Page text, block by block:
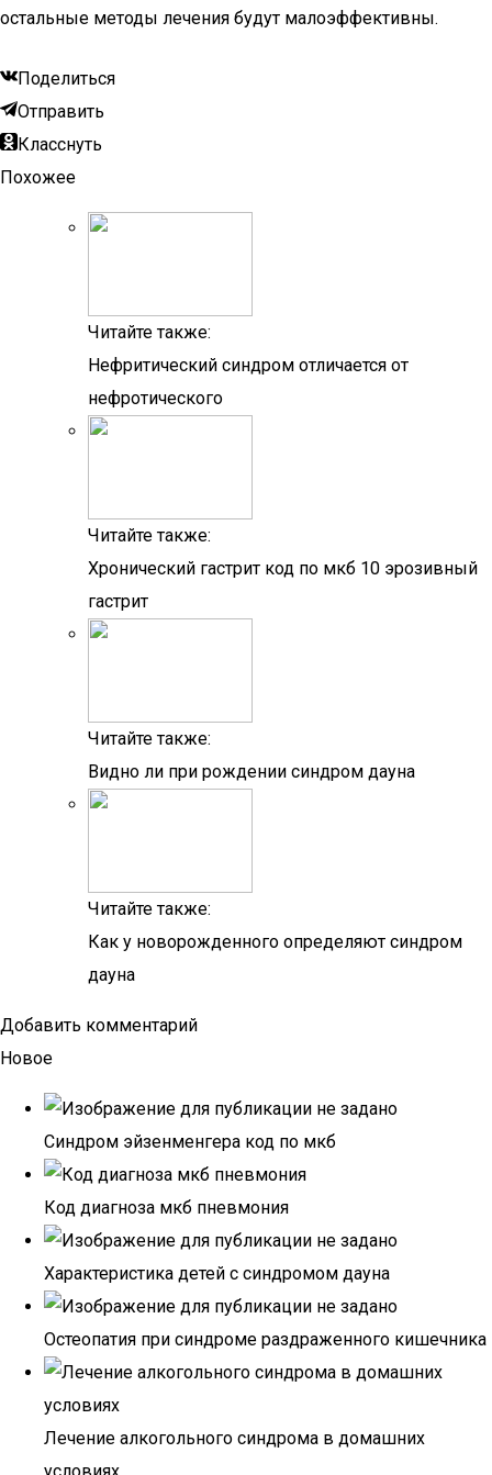
остальные методы лечения будут малоэффективны.
Поделиться
Отправить
Класснуть
Похожее
Читайте также:
Нефритический синдром отличается от
нефротического
Читайте также:
Хронический гастрит код по мкб 10 эрозивный
гастрит
Читайте также:
Видно ли при рождении синдром дауна
Читайте также:
Как у новорожденного определяют синдром
дауна
Добавить комментарий
Новое
Синдром эйзенменгера код по мкб
Код диагноза мкб пневмония
Характеристика детей с синдромом дауна
Остеопатия при синдроме раздраженного кишечника
Лечение алкогольного синдрома в домашних